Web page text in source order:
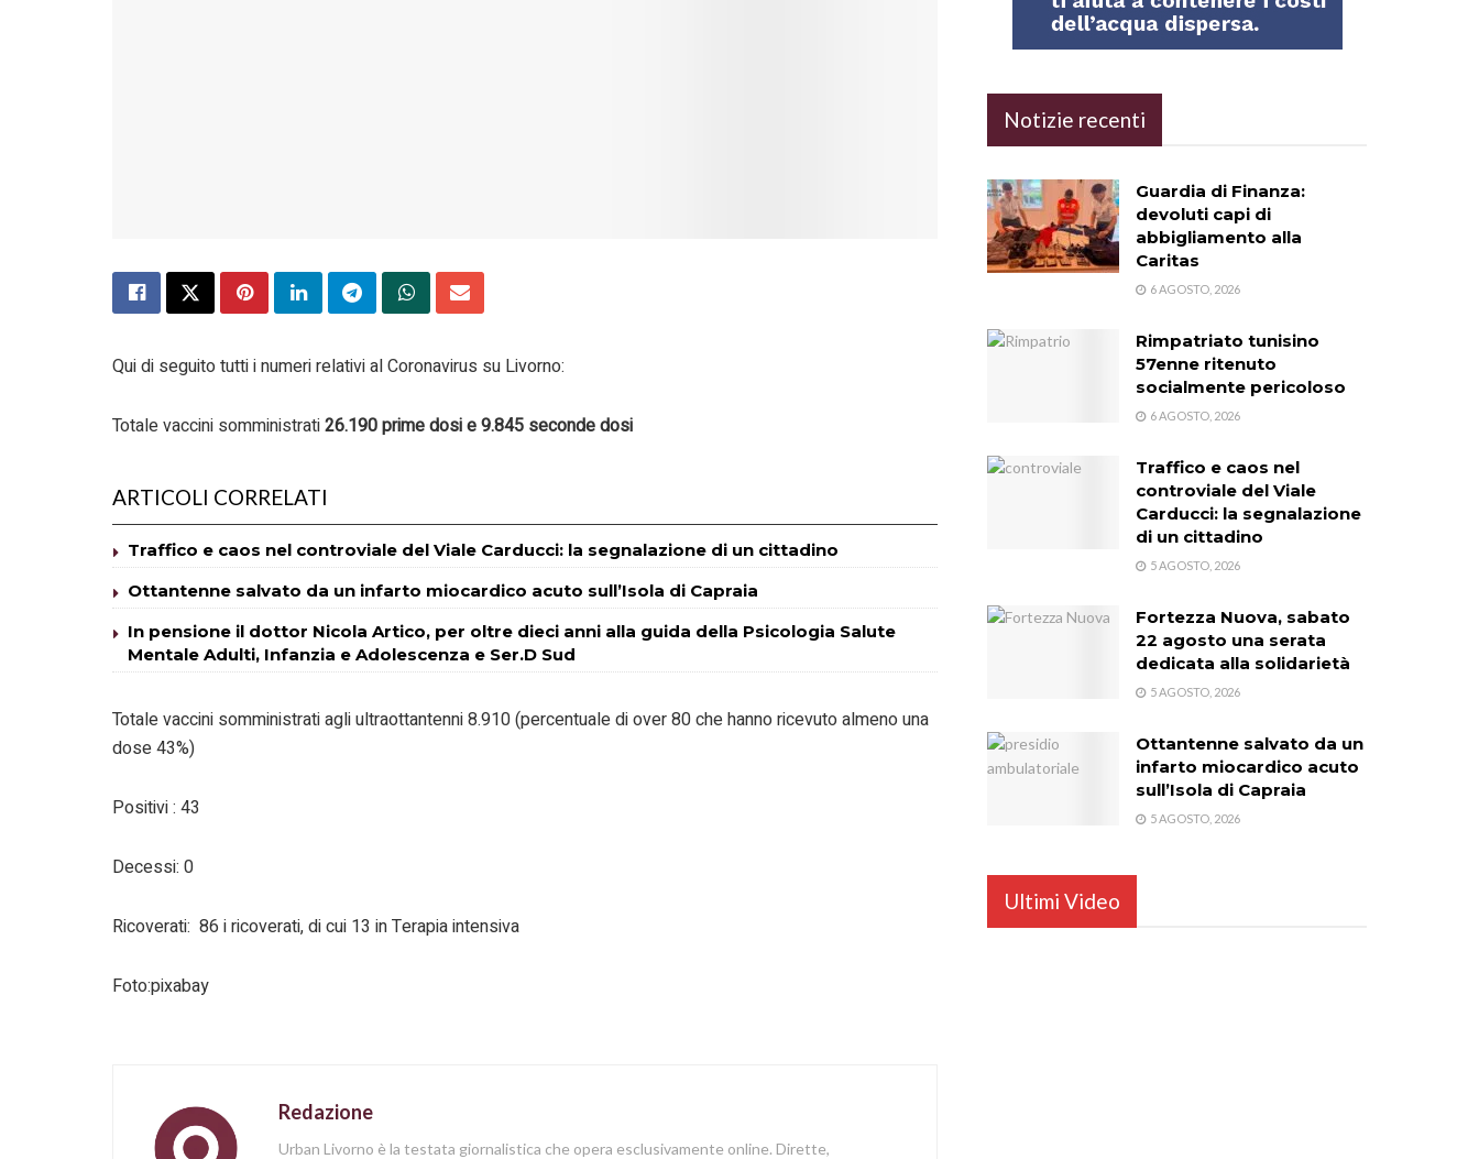
Qui di seguito tutti i numeri relativi al Coronavirus su Livorno:
Totale vaccini somministrati26.190prime dosi e9.845 seconde dosi
ARTICOLI CORRELATI
Traffico e caos nel controviale del Viale Carducci: la segnalazione di un cittadino
Ottantenne salvato da un infarto miocardico acuto sull’Isola di Capraia
In pensione il dottor Nicola Artico, per oltre dieci anni alla guida della Psicologia Salute
Mentale Adulti, Infanzia e Adolescenza e Ser.D Sud
Totale vaccini somministrati agli ultraottantenni 8.910 (percentuale di over 80 che hanno ricevuto almeno una
dose 43%)
Positivi : 43
Decessi: 0
Ricoverati: 86 i ricoverati, di cui 13 in Terapia intensiva
Foto:pixabay
Redazione
Urban Livorno è la testata giornalistica che opera esclusivamente online. Dirette,
Notizie recenti
Guardia di Finanza:
devoluti capi di
abbigliamento alla
Caritas
6 AGOSTO, 2026
Rimpatriato tunisino
57enne ritenuto
socialmente pericoloso
6 AGOSTO, 2026
Traffico e caos nel
controviale del Viale
Carducci: la segnalazione
di un cittadino
5 AGOSTO, 2026
Fortezza Nuova, sabato
22 agosto una serata
dedicata alla solidarietà
5 AGOSTO, 2026
Ottantenne salvato da un
infarto miocardico acuto
sull’Isola di Capraia
5 AGOSTO, 2026
Ultimi Video